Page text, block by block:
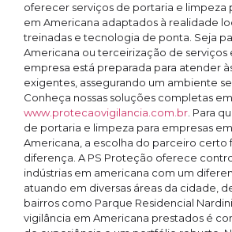
oferecer serviços de portaria e limpeza
em Americana adaptados à realidade
treinadas e tecnologia de ponta. Seja
Americana ou terceirização de serviços
empresa está preparada para atender
exigentes, assegurando um ambiente
Conheça nossas soluções completas em
www.protecaovigilancia.com.br . Para
de portaria e limpeza para empresas
Americana, a escolha do parceiro certo
diferença. A PS Proteção oferece
indústrias em americana com um
atuando em diversas áreas da cidade,
bairros como Parque Residencial
vigilância em Americana prestados é